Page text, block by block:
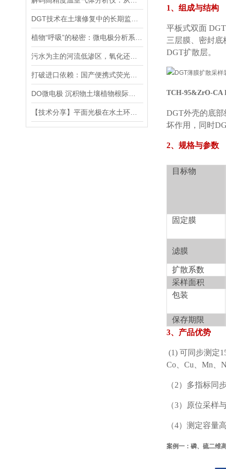
1、组成与结构
平板式双面 DGT
三层膜、密封
DGT扩散层。
TCH-95&ZrO-CA
DGT外壳的底
坏作用，同时
2、规格与参数
目标物
固定膜
滤膜
扩散系数
采样面积
包装
保存期限
3、产品优势
(1) 可同步测定
Co、Cu、Mn、
（2）多指标同
（3）原位采样
（4）测定容量
案例一：磷、硫二维